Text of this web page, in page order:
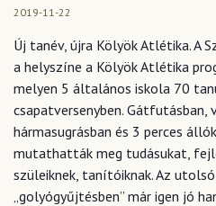
2019-11-22
Új tanév, újra Kölyök Atlétika. A
a helyszíne a Kölyök Atlétika
melyen 5 általános iskola 70
csapatversenyben. Gátfutásban,
hármasugrásban és 3 perces
mutathatták meg tudásukat,
szüleiknek, tanítóiknak. Az
„golyógyűjtésben” már igen jó